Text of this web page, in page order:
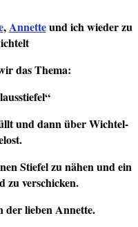
,Annetteund ich wieder zu
das Thema:
und dann über Wichtel-
Stiefel zu nähen und ein
zu verschicken.
der lieben Annette.